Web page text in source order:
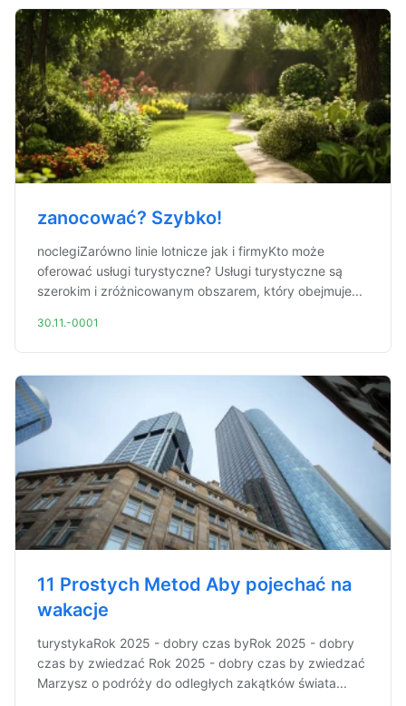
zanocować? Szybko!
noclegiZarówno linie lotnicze jak i firmyKto może
oferować usługi turystyczne? Usługi turystyczne są
szerokim i zróżnicowanym obszarem, który obejmuje...
30.11.-0001
11 Prostych Metod Aby pojechać na
wakacje
turystykaRok 2025 - dobry czas byRok 2025 - dobry
czas by zwiedzać Rok 2025 - dobry czas by zwiedzać
Marzysz o podróży do odległych zakątków świata...